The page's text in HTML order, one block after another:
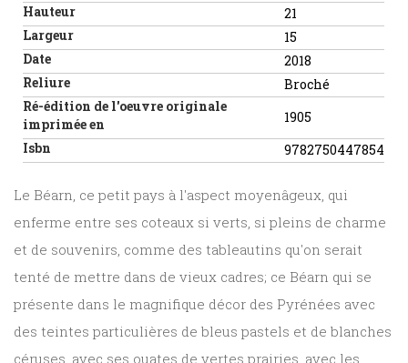
Hauteur
21
Largeur
15
Date
2018
Reliure
Broché
Ré-édition de l'oeuvre originale
imprimée en
1905
Isbn
9782750447854
Le Béarn, ce petit pays à l'aspect moyenâgeux, qui
enferme entre ses coteaux si verts, si pleins de charme
et de souvenirs, comme des tableautins qu'on serait
tenté de mettre dans de vieux cadres; ce Béarn qui se
présente dans le magnifique décor des Pyrénées avec
des teintes particulières de bleus pastels et de blanches
céruses, avec ses ouates de vertes prairies, avec les